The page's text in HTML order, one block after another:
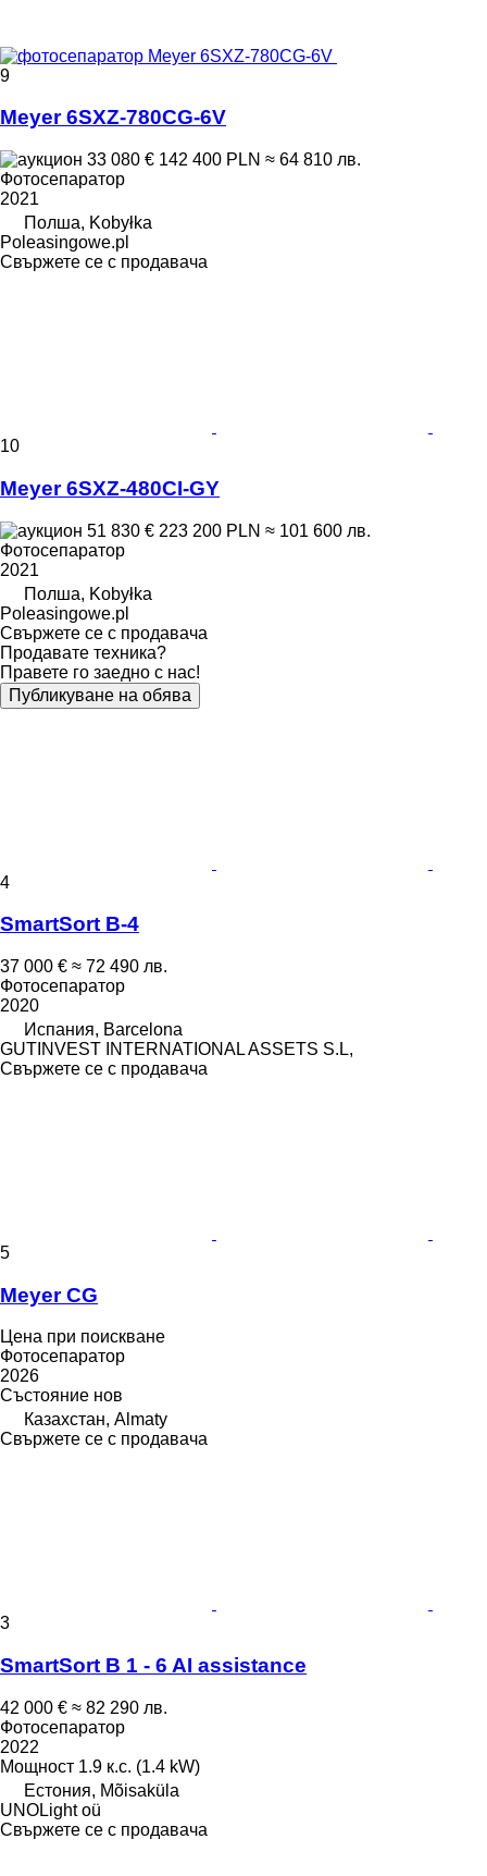
9
Meyer 6SXZ-780CG-6V
33 080 € 142 400 PLN ≈ 64 810 лв.
Фотосепаратор
2021
Полша, Kobyłka
Poleasingowe.pl
Свържете се с продавача
10
Meyer 6SXZ-480CI-GY
51 830 € 223 200 PLN ≈ 101 600 лв.
Фотосепаратор
2021
Полша, Kobyłka
Poleasingowe.pl
Свържете се с продавача
Продавате техника?
Правете го заедно с нас!
Публикуване на обява
4
SmartSort B-4
37 000 € ≈ 72 490 лв.
Фотосепаратор
2020
Испания, Barcelona
GUTINVEST INTERNATIONAL ASSETS S.L,
Свържете се с продавача
5
Meyer CG
Цена при поискване
Фотосепаратор
2026
Състояние нов
Казахстан, Almaty
Свържете се с продавача
3
SmartSort B 1 - 6 AI assistance
42 000 € ≈ 82 290 лв.
Фотосепаратор
2022
Мощност 1.9 к.с. (1.4 kW)
Естония, Mõisaküla
UNOLight oü
Свържете се с продавача